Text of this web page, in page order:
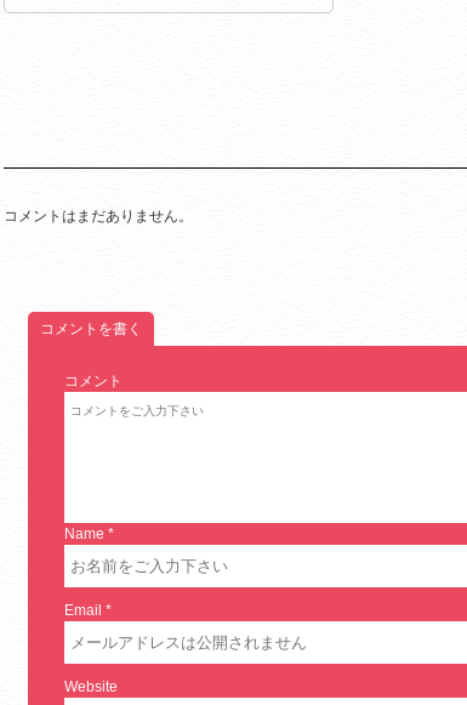
コメントはまだありません。
コメントを書く
コメント
Name *
Email *
Website